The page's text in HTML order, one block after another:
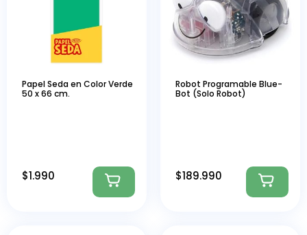
Papel Seda en Color Verde
50 x 66 cm.
$1.990
Robot Programable Blue-
Bot (Solo Robot)
$189.990